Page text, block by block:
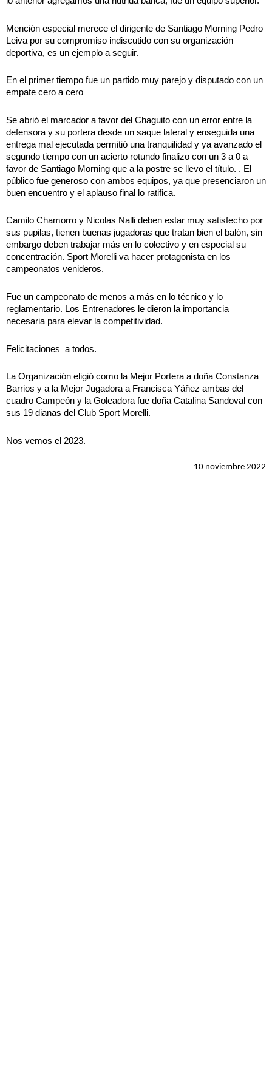
Mención especial merece el dirigente de Santiago Morning Pedro
Leiva por su compromiso indiscutido con su organización
deportiva, es un ejemplo a seguir.
En el primer tiempo fue un partido muy parejo y disputado con un
empate cero a cero
Se abrió el marcador a favor del Chaguito con un error entre la
defensora y su portera desde un saque lateral y enseguida una
entrega mal ejecutada permitió una tranquilidad y ya avanzado el
segundo tiempo con un acierto rotundo finalizo con un 3 a 0 a
favor de Santiago Morning que a la postre se llevo el título. . El
público fue generoso con ambos equipos, ya que presenciaron un
buen encuentro y el aplauso final lo ratifica.
Camilo Chamorro y Nicolas Nalli deben estar muy satisfecho por
sus pupilas, tienen buenas jugadoras que tratan bien el balón, sin
embargo deben trabajar más en lo colectivo y en especial su
concentración. Sport Morelli va hacer protagonista en los
campeonatos venideros.
Fue un campeonato de menos a más en lo técnico y lo
reglamentario. Los Entrenadores le dieron la importancia
necesaria para elevar la competitividad.
Felicitaciones a todos.
La Organización eligió como la Mejor Portera a doña Constanza
Barrios y a la Mejor Jugadora a Francisca Yáñez ambas del
cuadro Campeón y la Goleadora fue doña Catalina Sandoval con
sus 19 dianas del Club Sport Morelli.
Nos vemos el 2023.
10 noviembre 2022